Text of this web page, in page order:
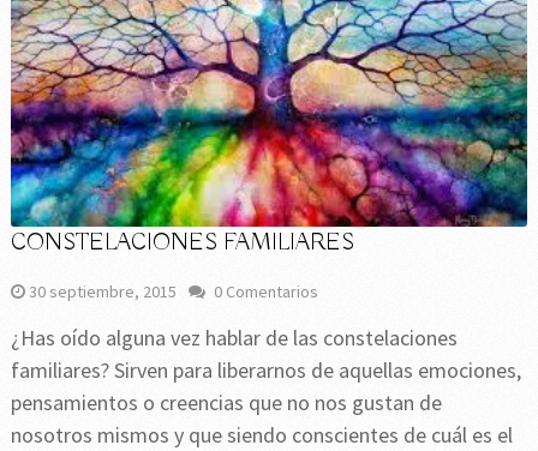
CONSTELACIONES FAMILIARES
30 septiembre, 2015 0 Comentarios
¿Has oído alguna vez hablar de las constelaciones
familiares? Sirven para liberarnos de aquellas emociones,
pensamientos o creencias que no nos gustan de
nosotros mismos y que siendo conscientes de cuál es el